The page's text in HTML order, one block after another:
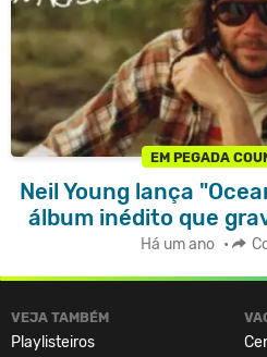
EM PEGADA
Neil Young lança
álbum inédito que
Há um ano •
VEJA TAMBÉM
Playlisteiros